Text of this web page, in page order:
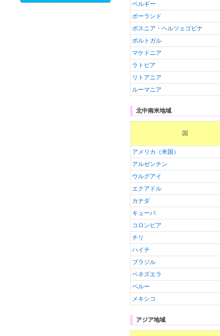
ベルギー
ポーランド
ボスニア・ヘルツェゴビナ
ポルトガル
マケドニア
ラトビア
リトアニア
ルーマニア
北中南米地域
国
アメリカ（米国）
アルゼンチン
ウルグアイ
エクアドル
カナダ
キューバ
コロンビア
チリ
ハイチ
ブラジル
ベネズエラ
ペルー
メキシコ
アジア地域